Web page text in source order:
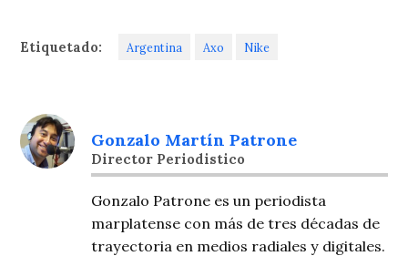
Etiquetado: Argentina Axo Nike
Gonzalo Martín Patrone
Director Periodistico
Gonzalo Patrone es un periodista
marplatense con más de tres décadas de
trayectoria en medios radiales y digitales.